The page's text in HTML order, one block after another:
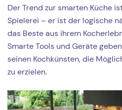
Der Trend zur smarten Küche
Spielerei – er ist der logische
das Beste aus ihrem
Smarte Tools und Geräte
seinen Kochkünsten, die
zu erzielen.